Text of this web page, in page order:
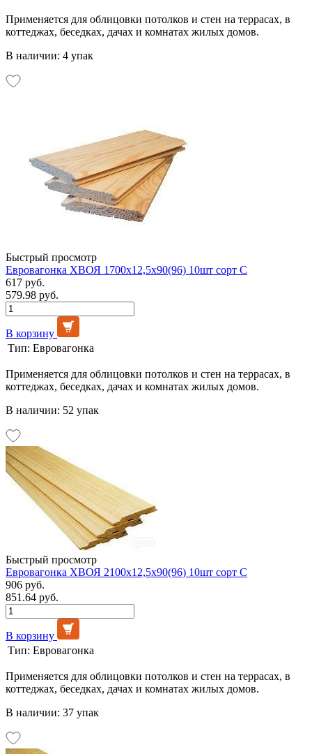
Применяется для облицовки потолков и стен на террасах, в
коттеджах, беседках, дачах и комнатах жилых домов.
В наличии: 4 упак
Быстрый просмотр
Евровагонка ХВОЯ 1700х12,5х90(96) 10шт сорт С
617 руб.
579.98 руб.
В корзину
Тип: Евровагонка
Применяется для облицовки потолков и стен на террасах, в
коттеджах, беседках, дачах и комнатах жилых домов.
В наличии: 52 упак
Быстрый просмотр
Евровагонка ХВОЯ 2100х12,5х90(96) 10шт сорт С
906 руб.
851.64 руб.
В корзину
Тип: Евровагонка
Применяется для облицовки потолков и стен на террасах, в
коттеджах, беседках, дачах и комнатах жилых домов.
В наличии: 37 упак